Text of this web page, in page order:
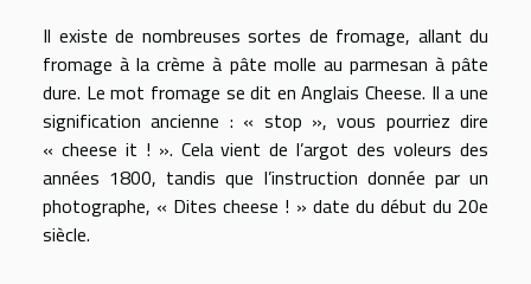
Il existe de nombreuses sortes de fromage, allant du
fromage à la crème à pâte molle au parmesan à pâte
dure. Le mot fromage se dit en Anglais Cheese. Il a une
signification ancienne : « stop », vous pourriez dire
« cheese it ! ». Cela vient de l’argot des voleurs des
années 1800, tandis que l’instruction donnée par un
photographe, « Dites cheese ! » date du début du 20e
siècle.